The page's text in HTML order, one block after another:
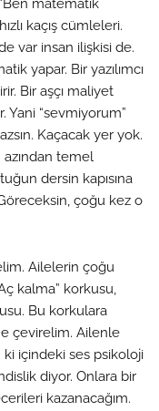
matematik
kaçış cümleleri.
var insan ilişkisi de.
yapar. Bir yazılımcı
Bir aşçı maliyet
Yani “sevmiyorum”
Kaçacak yer yok.
azından temel
dersin kapısına
çoğu kez o
Ailelerin çoğu
kalma” korkusu,
Bu korkulara
çevirelim. Ailenle
içindeki ses psikoloji
diyor. Onlara bir
kazanacağım.